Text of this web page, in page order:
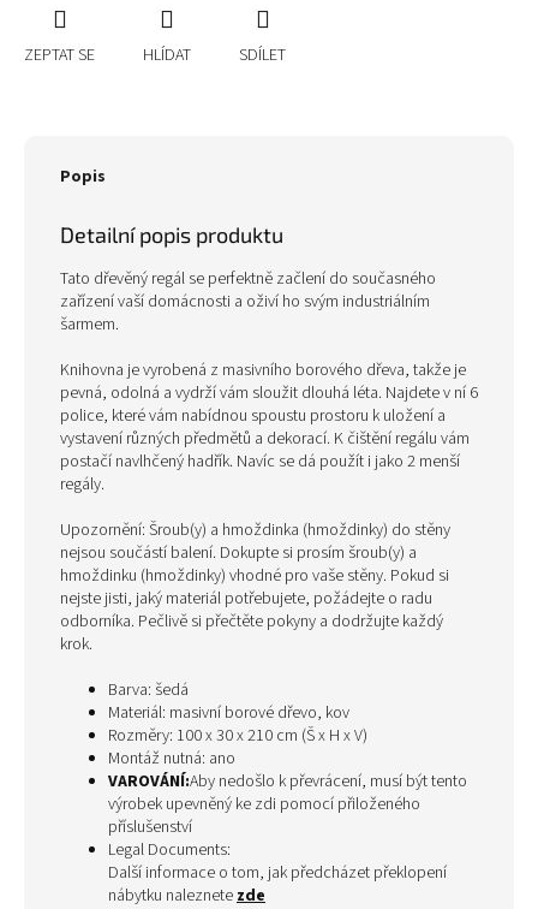
ZEPTAT SE HLÍDAT SDÍLET
Popis
Detailní popis produktu
Tato dřevěný regál se perfektně začlení do současného
zařízení vaší domácnosti a oživí ho svým industriálním
šarmem.
Knihovna je vyrobená z masivního borového dřeva, takže je
pevná, odolná a vydrží vám sloužit dlouhá léta. Najdete v ní 6
police, které vám nabídnou spoustu prostoru k uložení a
vystavení různých předmětů a dekorací. K čištění regálu vám
postačí navlhčený hadřík. Navíc se dá použít i jako 2 menší
regály.
Upozornění: Šroub(y) a hmoždinka (hmoždinky) do stěny
nejsou součástí balení. Dokupte si prosím šroub(y) a
hmoždinku (hmoždinky) vhodné pro vaše stěny. Pokud si
nejste jisti, jaký materiál potřebujete, požádejte o radu
odborníka. Pečlivě si přečtěte pokyny a dodržujte každý
krok.
Barva: šedá
Materiál: masivní borové dřevo, kov
Rozměry: 100 x 30 x 210 cm (Š x H x V)
Montáž nutná: ano
VAROVÁNÍ:Aby nedošlo k převrácení, musí být tento
výrobek upevněný ke zdi pomocí přiloženého
příslušenství
Legal Documents:
Další informace o tom, jak předcházet překlopení
nábytku naleznetezde